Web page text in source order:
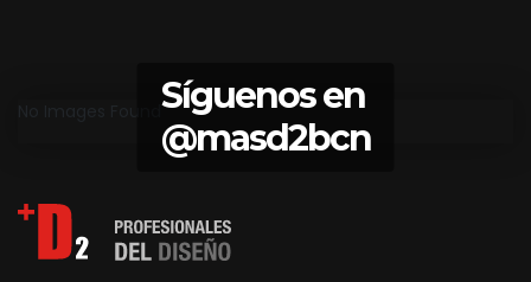
Síguenos en
@masd2bcn